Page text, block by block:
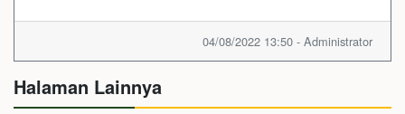
04/08/2022 13:50 - Administrator
Halaman Lainnya